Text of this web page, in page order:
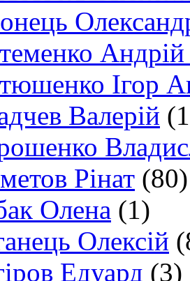
Андрій
Ігор
Валерій
Рінат (80)
Олена (1)
Олексій
Едуард (3)